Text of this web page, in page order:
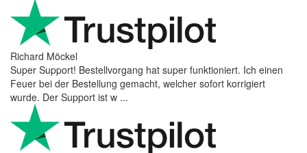
Richard Möckel
Super Support! Bestellvorgang hat super funktioniert. Ich einen
Feuer bei der Bestellung gemacht, welcher sofort korrigiert
wurde. Der Support ist w ...